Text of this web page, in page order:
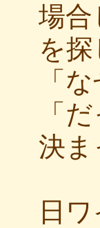
場
を
「
「
決
日